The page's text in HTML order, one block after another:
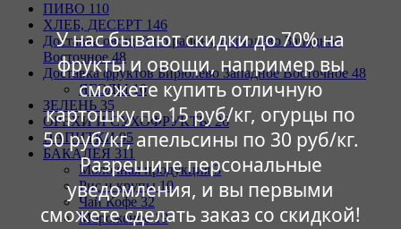
У нас бывают скидки до 70% на
фрукты и овощи, например вы
сможете купить отличную
картошку по 15 руб/кг, огурцы по
50 руб/кг, апельсины по 30 руб/кг.
Разрешите персональные
уведомления, и вы первыми
сможете сделать заказ со скидкой!
ПИВО 110
ХЛЕБ, ДЕСЕРТ 146
Доставка овощей по району Бирюлёво Западное
Восточное 48
Доставка фруктов Бирюлёво Западное Восточное 48
ЯГОДЫ10
ЗЕЛЕНЬ 35
ОРЕХИ И СУХОФРУКТЫ26
НАПИТКИ95
БАКАЛЕЯ 311
Молочная продукция3
Рис и крупы10
Чай Кофе 32
Мороженое19